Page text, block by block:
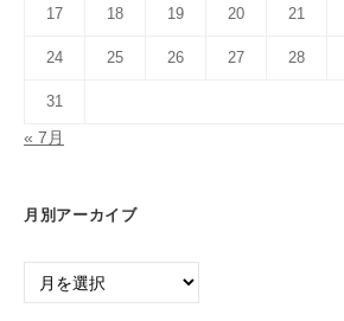
17 18 19 20 21
24 25 26 27 28
31
« 7月
月別アーカイブ
月